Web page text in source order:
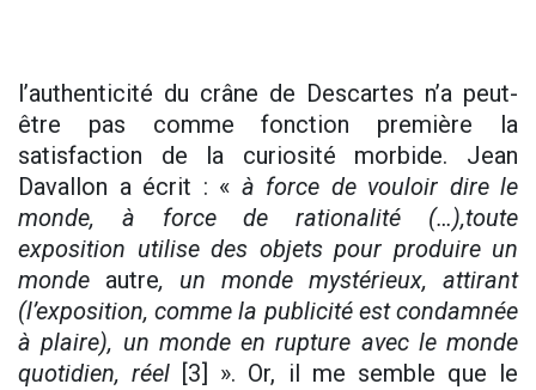
l’authenticité du crâne de Descartes n’a peut-
être pas comme fonction première la
satisfaction de la curiosité morbide. Jean
Davallon a écrit : « à force de vouloir dire le
monde, à force de rationalité (…),toute
exposition utilise des objets pour produire un
monde autre, un monde mystérieux, attirant
(l’exposition, comme la publicité est condamnée
à plaire), un monde en rupture avec le monde
quotidien, réel [3] ». Or, il me semble que le